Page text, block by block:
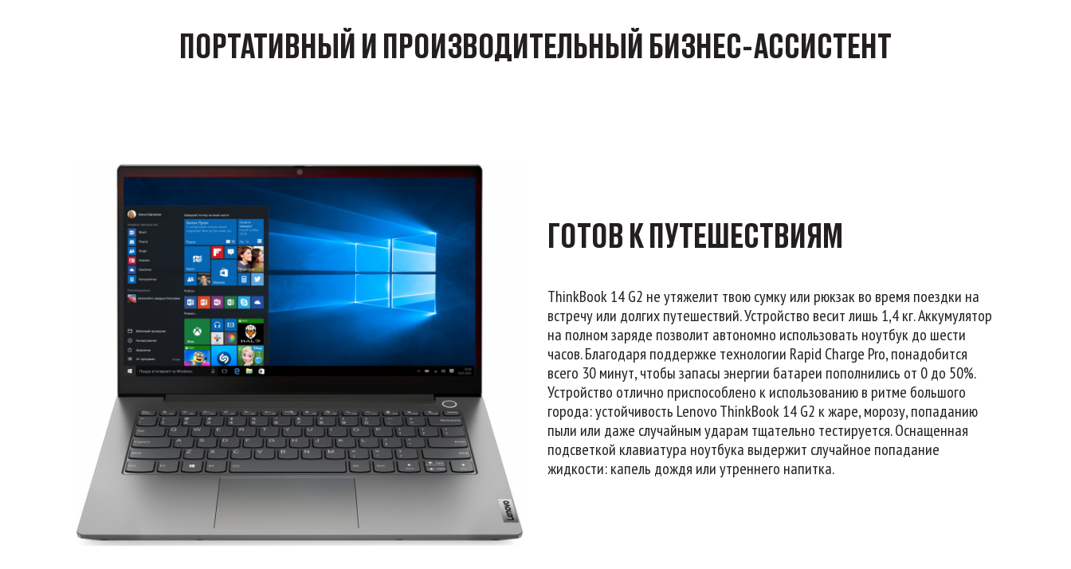
ПОРТАТИВНЫЙ И ПРОИЗВОДИТЕЛЬНЫЙ БИЗНЕС-АССИСТЕНТ
ГОТОВ К ПУТЕШЕСТВИЯМ
ThinkBook 14 G2 не утяжелит твою сумку или рюкзак во время поездки на
встречу или долгих путешествий. Устройство весит лишь 1,4 кг. Аккумулятор
на полном заряде позволит автономно использовать ноутбук до шести
часов. Благодаря поддержке технологии Rapid Charge Pro, понадобится
всего 30 минут, чтобы запасы энергии батареи пополнились от 0 до 50%.
Устройство отлично приспособлено к использованию в ритме большого
города: устойчивость Lenovo ThinkBook 14 G2 к жаре, морозу, попаданию
пыли или даже случайным ударам тщательно тестируется. Оснащенная
подсветкой клавиатура ноутбука выдержит случайное попадание
жидкости: капель дождя или утреннего напитка.